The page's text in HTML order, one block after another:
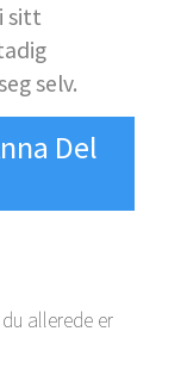
sitt
selv.
Del
du allerede er